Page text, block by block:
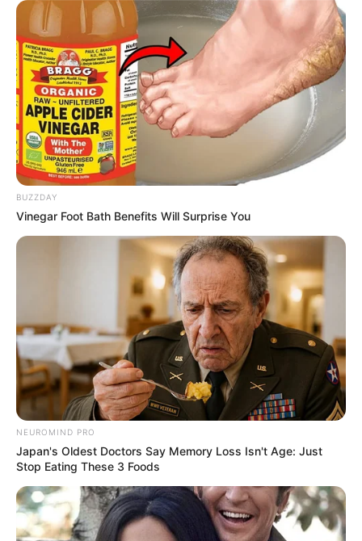
BUSCAR
DESTAQUES
DESTAQUES DA SEMANA
Agente de Saúde é indiciada por falsificar
visitas que nunca aconteceram.
Câmara dos Deputados: anuênios, triênios,
quinquênios, sexta-parte e licenças-prêmio
entram no debate.
Motos e bicicletas para ACS e ACE: veja o
passo a passo para conseguir o benefício.
BUZZDAY
Vinegar Foot Bath Benefits Will Surprise You
NEUROMIND PRO
Japan's Oldest Doctors Say Memory Loss Isn't Age: Just
Stop Eating These 3 Foods